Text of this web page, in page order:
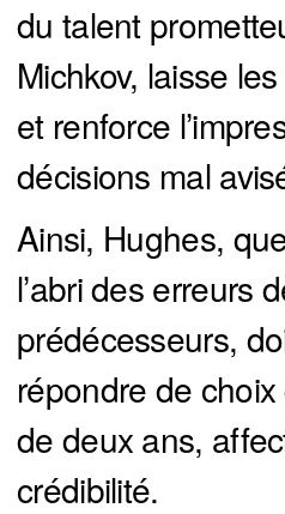
du talent
Michkov, laisse
et renforce
décisions mal
Ainsi, Hughes,
l’abri des erreurs
prédécesseurs,
répondre de choix
de deux ans,
crédibilité.